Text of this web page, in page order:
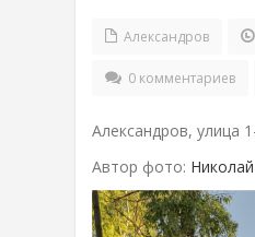
Александров
0 комментариев
Александров, улица
Автор фото: